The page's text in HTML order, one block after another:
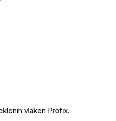
vlaken Profix.